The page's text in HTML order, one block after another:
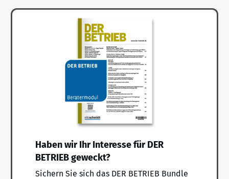
Haben wir Ihr Interesse für DER
BETRIEB geweckt?
Sichern Sie sich das DER BETRIEB Bundle